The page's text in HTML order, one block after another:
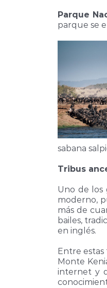
Parque
parque se
sabana
Tribus
Uno de los
moderno,
más de
bailes,
en inglés.
Entre
Monte
internet y